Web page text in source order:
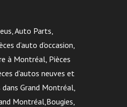
Auto Parts,
d’auto d’occasion,
à Montréal, Pièces
d’autos neuves et
dans Grand Montréal,
Montréal,Bougies,